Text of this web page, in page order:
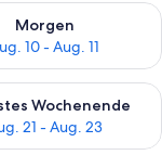
Aug. 9 - Aug.
Morgen
10 - Aug. 11
die Verfügbarkeit
Aug. 14
Wochenende
21 - Aug. 23
die Verfügbarkeit